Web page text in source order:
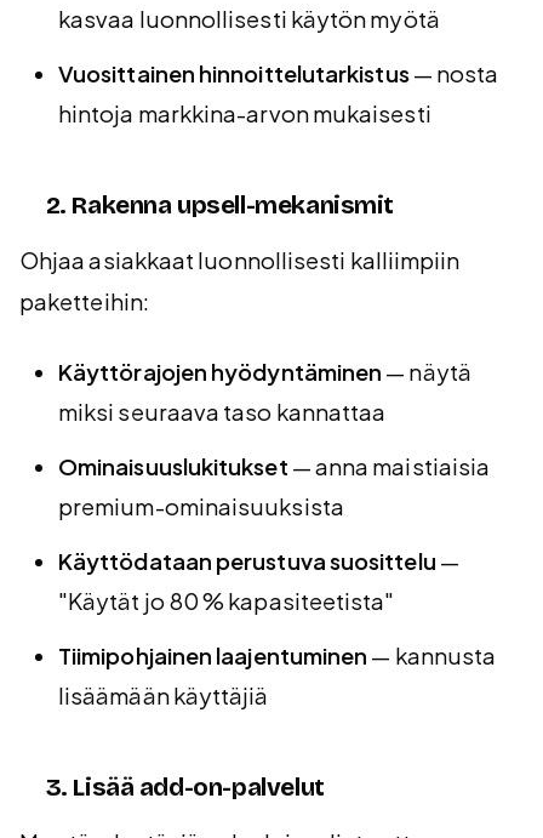
kasvaa luonnollisesti käytön myötä
Vuosittainen hinnoittelutarkistus— nosta
hintoja markkina-arvon mukaisesti
2. Rakenna upsell-mekanismit
Ohjaa asiakkaat luonnollisesti kalliimpiin
paketteihin:
Käyttörajojen hyödyntäminen — näytä
miksi seuraava taso kannattaa
Ominaisuuslukitukset — anna maistiaisia
premium-ominaisuuksista
Käyttödataan perustuva suosittelu —
"Käytät jo 80 % kapasiteetista"
Tiimipohjainen laajentuminen — kannusta
lisäämään käyttäjiä
3. Lisää add-on-palvelut